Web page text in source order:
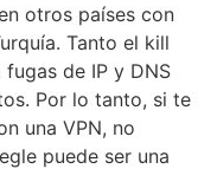
otros países con
Tanto el kill
de IP y DNS
Por lo tanto, si te
una VPN, no
puede ser una